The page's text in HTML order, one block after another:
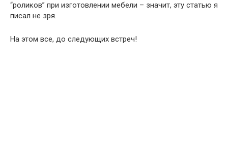
“роликов” при изготовлении мебели – значит, эту статью я
писал не зря.
На этом все, до следующих встреч!